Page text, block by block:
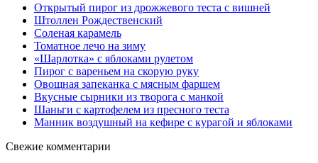
Открытый пирог из дрожжевого теста с вишней
Штоллен Рождественский
Соленая карамель
Томатное лечо на зиму
«Шарлотка» с яблоками рулетом
Пирог с вареньем на скорую руку
Овощная запеканка с мясным фаршем
Вкусные сырники из творога с манкой
Шаньги с картофелем из пресного теста
Манник воздушный на кефире с курагой и яблоками
Свежие комментарии